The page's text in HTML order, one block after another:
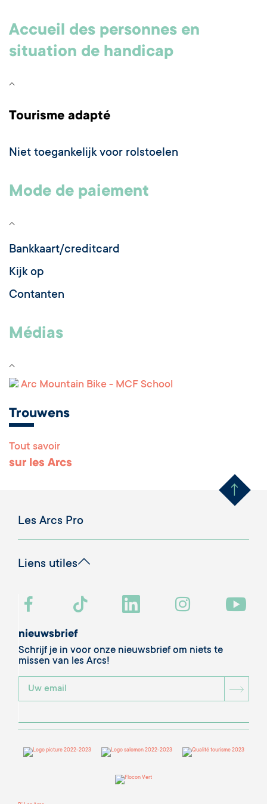
Accueil des personnes en
situation de handicap
Tourisme adapté
Niet toegankelijk voor rolstoelen
Mode de paiement
Bankkaart/creditcard
Kijk op
Contanten
Médias
Arc Mountain Bike - MCF School
Trouwens
Tout savoir
sur les Arcs Remonter
Les Arcs Pro
Liens utiles
nieuwsbrief
Schrijf je in voor onze nieuwsbrief om niets te
missen van les Arcs!